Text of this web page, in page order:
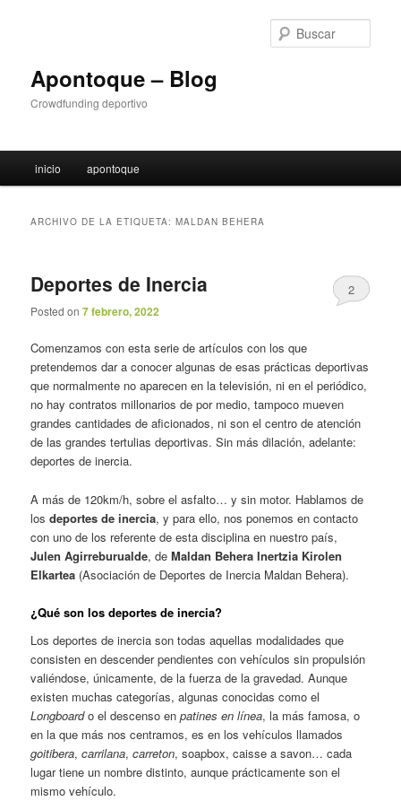
Apontoque – Blog
Crowdfunding deportivo
inicio apontoque
ARCHIVO DE LA ETIQUETA:MALDAN BEHERA
Deportes de Inercia
Posted on7 febrero, 2022
2
Comenzamos con esta serie de artículos con los que
pretendemos dar a conocer algunas de esas prácticas deportivas
que normalmente no aparecen en la televisión, ni en el periódico,
no hay contratos millonarios de por medio, tampoco mueven
grandes cantidades de aficionados, ni son el centro de atención
de las grandes tertulias deportivas. Sin más dilación, adelante:
deportes de inercia.
A más de 120km/h, sobre el asfalto… y sin motor. Hablamos de
losdeportes de inercia, y para ello, nos ponemos en contacto
con uno de los referente de esta disciplina en nuestro país,
Julen Agirreburualde, deMaldan Behera Inertzia Kirolen
Elkartea (Asociación de Deportes de Inercia Maldan Behera).
¿Qué son los deportes de inercia?
Los deportes de inercia son todas aquellas modalidades que
consisten en descender pendientes con vehículos sin propulsión
valiéndose, únicamente, de la fuerza de la gravedad. Aunque
existen muchas categorías, algunas conocidas como el
Longboardo el descenso enpatines en línea, la más famosa, o
en la que más nos centramos, es en los vehículos llamados
goitibera,carrilana,carreton, soapbox, caisse a savon… cada
lugar tiene un nombre distinto, aunque prácticamente son el
mismo vehículo.